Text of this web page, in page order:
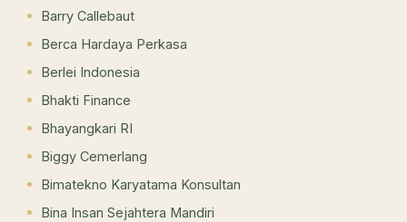
Barry Callebaut
Berca Hardaya Perkasa
Berlei Indonesia
Bhakti Finance
Bhayangkari RI
Biggy Cemerlang
Bimatekno Karyatama Konsultan
Bina Insan Sejahtera Mandiri